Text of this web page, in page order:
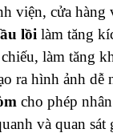
viện, cửa hàng
lồi làm tăng
làm tăng
ra hình ảnh dễ
cho phép
và quan sát